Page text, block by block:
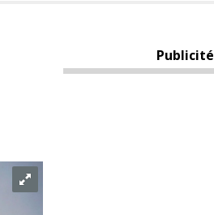
Publicité